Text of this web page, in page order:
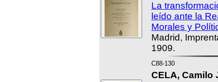
La
leído ante la
Morales y
Madrid,
1909.
C88-130
CELA, Camilo